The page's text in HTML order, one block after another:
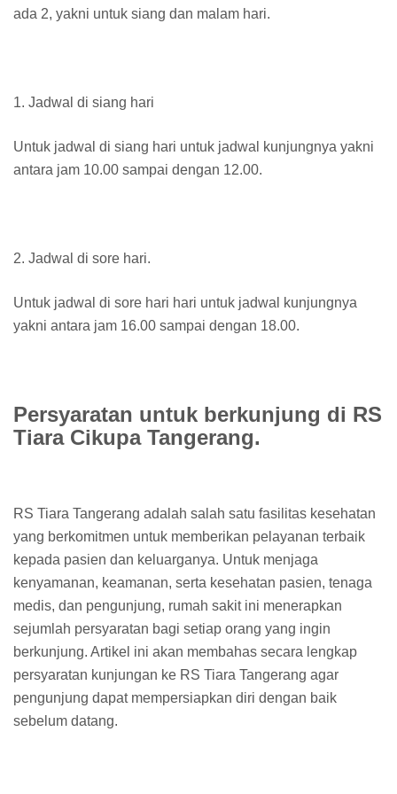
ada 2, yakni untuk siang dan malam hari.
1. Jadwal di siang hari
Untuk jadwal di siang hari untuk jadwal kunjungnya yakni
antara jam 10.00 sampai dengan 12.00.
2. Jadwal di sore hari.
Untuk jadwal di sore hari hari untuk jadwal kunjungnya
yakni antara jam 16.00 sampai dengan 18.00.
Persyaratan untuk berkunjung di RS
Tiara Cikupa Tangerang.
RS Tiara Tangerang adalah salah satu fasilitas kesehatan
yang berkomitmen untuk memberikan pelayanan terbaik
kepada pasien dan keluarganya. Untuk menjaga
kenyamanan, keamanan, serta kesehatan pasien, tenaga
medis, dan pengunjung, rumah sakit ini menerapkan
sejumlah persyaratan bagi setiap orang yang ingin
berkunjung. Artikel ini akan membahas secara lengkap
persyaratan kunjungan ke RS Tiara Tangerang agar
pengunjung dapat mempersiapkan diri dengan baik
sebelum datang.